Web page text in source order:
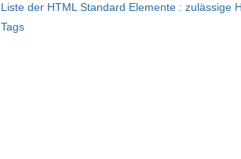
Liste der HTML Standard Elemente : zulässige
Tags